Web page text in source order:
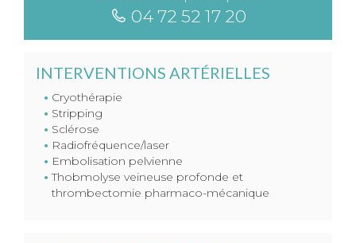
04 72 52 17 20
INTERVENTIONS ARTÉRIELLES
Cryothérapie
Stripping
Sclérose
Radiofréquence/laser
Embolisation pelvienne
Thobmolyse veineuse profonde et
thrombectomie pharmaco-mécanique